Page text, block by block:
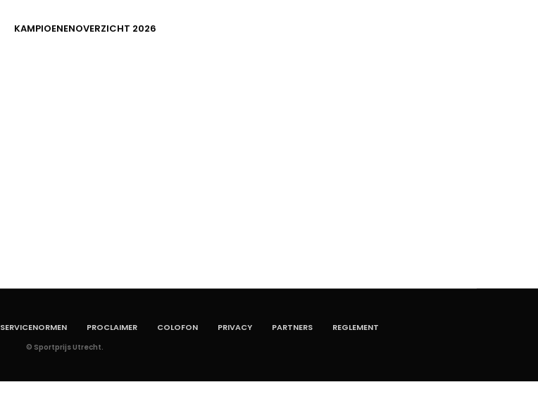
KAMPIOENENOVERZICHT 2026
SERVICENORMEN PROCLAIMER COLOFON PRIVACY PARTNERS REGLEMENT
© Sportprijs Utrecht.